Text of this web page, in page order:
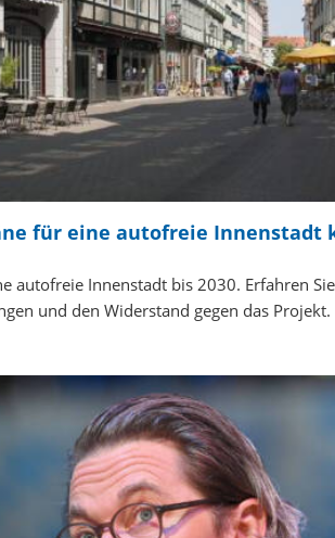
für eine autofreie Innenstadt
autofreie Innenstadt bis 2030. Erfahren
und den Widerstand gegen das Projekt.